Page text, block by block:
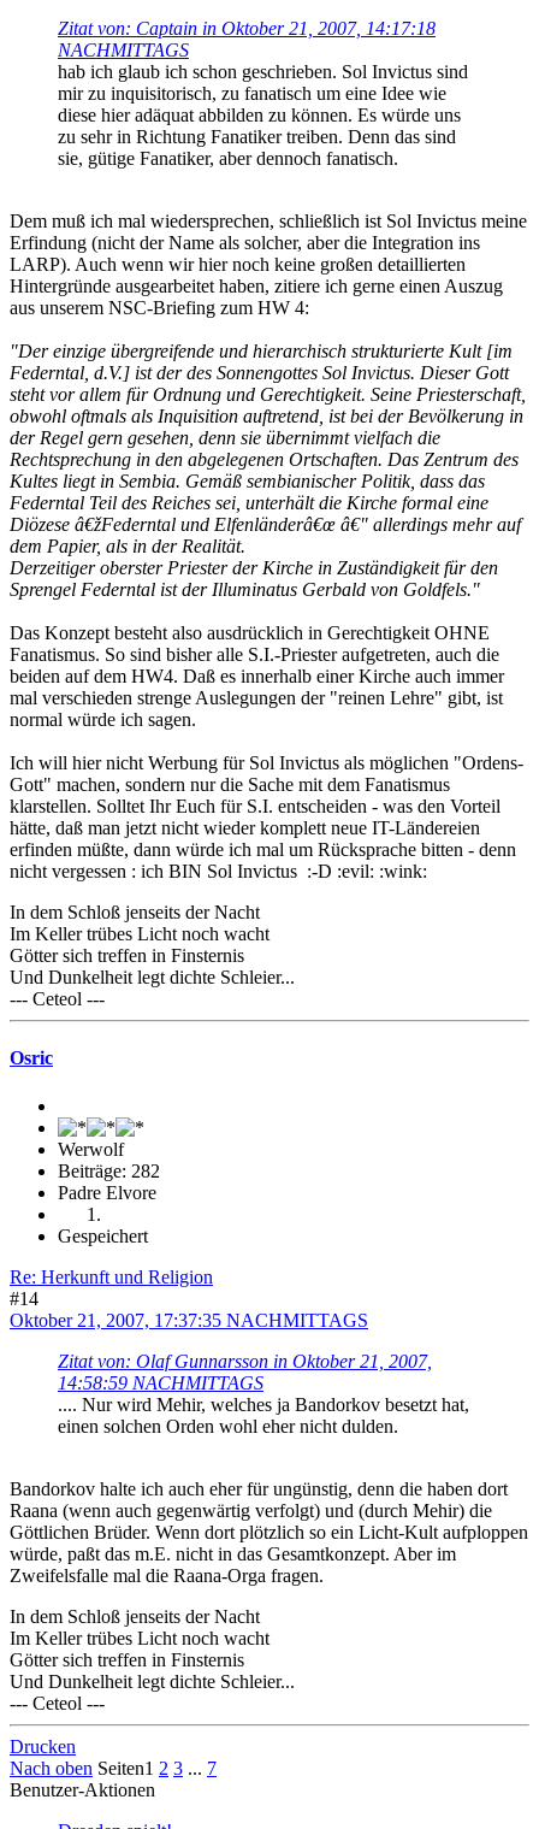
Zitat von: Captain in Oktober 21, 2007, 14:17:18
NACHMITTAGS
hab ich glaub ich schon geschrieben. Sol Invictus sind
mir zu inquisitorisch, zu fanatisch um eine Idee wie
diese hier adäquat abbilden zu können. Es würde uns
zu sehr in Richtung Fanatiker treiben. Denn das sind
sie, gütige Fanatiker, aber dennoch fanatisch.
Dem muß ich mal wiedersprechen, schließlich ist Sol Invictus meine
Erfindung (nicht der Name als solcher, aber die Integration ins
LARP). Auch wenn wir hier noch keine großen detaillierten
Hintergründe ausgearbeitet haben, zitiere ich gerne einen Auszug
aus unserem NSC-Briefing zum HW 4:
"Der einzige übergreifende und hierarchisch strukturierte Kult [im
Federntal, d.V.] ist der des Sonnengottes Sol Invictus. Dieser Gott
steht vor allem für Ordnung und Gerechtigkeit. Seine Priesterschaft,
obwohl oftmals als Inquisition auftretend, ist bei der Bevölkerung in
der Regel gern gesehen, denn sie übernimmt vielfach die
Rechtsprechung in den abgelegenen Ortschaften. Das Zentrum des
Kultes liegt in Sembia. Gemäß sembianischer Politik, dass das
Federntal Teil des Reiches sei, unterhält die Kirche formal eine
Diözese â€žFederntal und Elfenländerâ€œ â€" allerdings mehr auf
dem Papier, als in der Realität.
Derzeitiger oberster Priester der Kirche in Zuständigkeit für den
Sprengel Federntal ist der Illuminatus Gerbald von Goldfels."
Das Konzept besteht also ausdrücklich in Gerechtigkeit OHNE
Fanatismus. So sind bisher alle S.I.-Priester aufgetreten, auch die
beiden auf dem HW4. Daß es innerhalb einer Kirche auch immer
mal verschieden strenge Auslegungen der "reinen Lehre" gibt, ist
normal würde ich sagen.
Ich will hier nicht Werbung für Sol Invictus als möglichen "Ordens-
Gott" machen, sondern nur die Sache mit dem Fanatismus
klarstellen. Solltet Ihr Euch für S.I. entscheiden - was den Vorteil
hätte, daß man jetzt nicht wieder komplett neue IT-Ländereien
erfinden müßte, dann würde ich mal um Rücksprache bitten - denn
nicht vergessen : ich BIN Sol Invictus :-D :evil: :wink:
In dem Schloß jenseits der Nacht
Im Keller trübes Licht noch wacht
Götter sich treffen in Finsternis
Und Dunkelheit legt dichte Schleier...
--- Ceteol ---
Osric
Werwolf
Beiträge: 282
Padre Elvore
Gespeichert
Re: Herkunft und Religion
#14
Oktober 21, 2007, 17:37:35 NACHMITTAGS
Zitat von: Olaf Gunnarsson in Oktober 21, 2007,
14:58:59 NACHMITTAGS
.... Nur wird Mehir, welches ja Bandorkov besetzt hat,
einen solchen Orden wohl eher nicht dulden.
Bandorkov halte ich auch eher für ungünstig, denn die haben dort
Raana (wenn auch gegenwärtig verfolgt) und (durch Mehir) die
Göttlichen Brüder. Wenn dort plötzlich so ein Licht-Kult aufploppen
würde, paßt das m.E. nicht in das Gesamtkonzept. Aber im
Zweifelsfalle mal die Raana-Orga fragen.
In dem Schloß jenseits der Nacht
Im Keller trübes Licht noch wacht
Götter sich treffen in Finsternis
Und Dunkelheit legt dichte Schleier...
--- Ceteol ---
Drucken
Nach oben Seiten1 2 3 ... 7
Benutzer-Aktionen